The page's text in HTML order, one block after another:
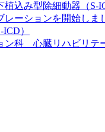
込み型除細動器（S-
ーションを開始しま
）
ン科 心臓リハビリテ